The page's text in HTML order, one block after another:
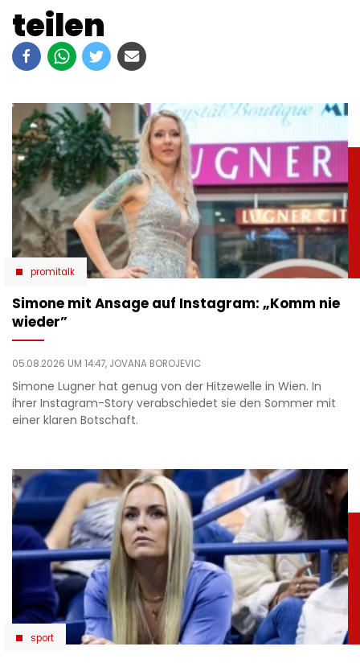
teilen
promitalk
Simone mit Ansage auf Instagram: „Komm nie
wieder”
05.08.2026 UM 14:47, JOVANA BOROJEVIC
Simone Lugner hat genug von der Hitzewelle in Wien. In
ihrer Instagram-Story verabschiedet sie den Sommer mit
einer klaren Botschaft.
sport